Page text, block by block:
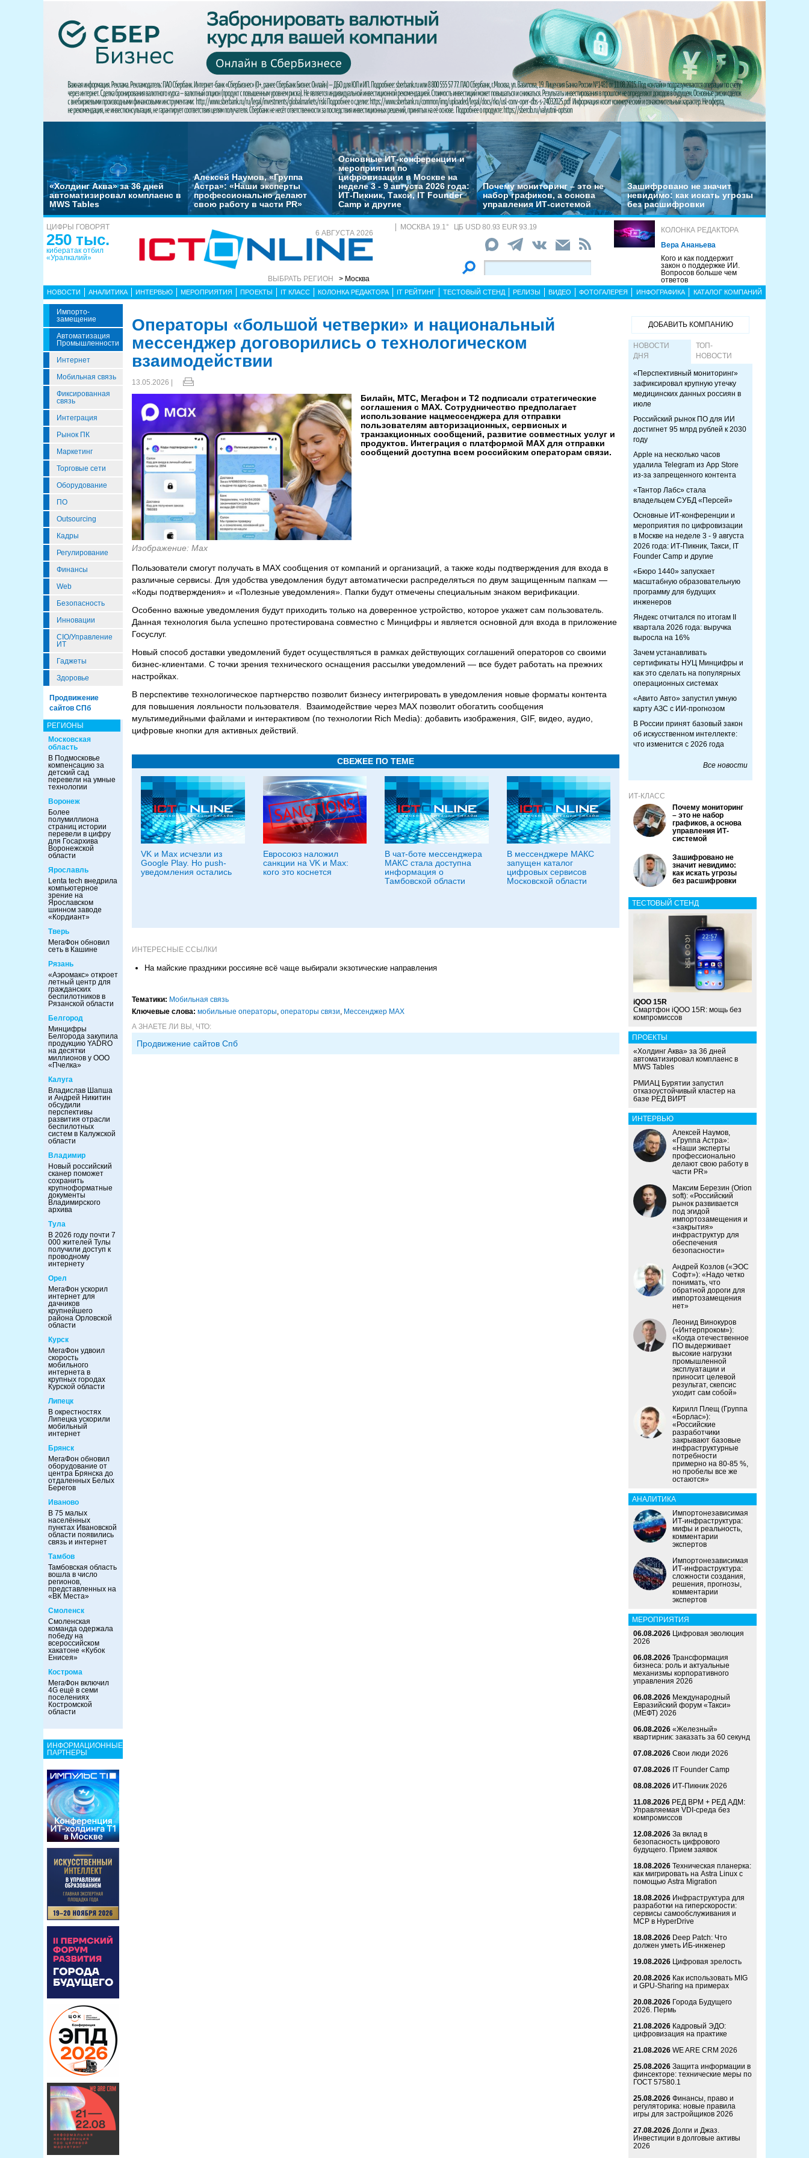
«Холдинг Аква» за 36 дней
автоматизировал комплаенс в
MWS Tables
Алексей Наумов, «Группа
Астра»: «Наши эксперты
профессионально делают
свою работу в части PR»
Основные ИТ-конференции и
мероприятия по
цифровизации в Москве на
неделе 3 - 9 августа 2026 года:
ИТ-Пикник, Такси, IT Founder
Camp и другие
Почему мониторинг – это не
набор графиков, а основа
управления ИТ-системой
Зашифровано не значит
невидимо: как искать угрозы
без расшифровки
ЦИФРЫ ГОВОРЯТ
250 тыс.
кибератак отбил
«Уралкалий»
6 АВГУСТА 2026
ВЫБРАТЬ РЕГИОН > Москва
МОСКВА 19.1° ЦБ USD 80.93 EUR 93.19
КОЛОНКА РЕДАКТОРА
Вера Ананьева
Кого и как поддержит
закон о поддержке ИИ.
Вопросов больше чем
ответов
НОВОСТИ АНАЛИТИКА ИНТЕРВЬЮ МЕРОПРИЯТИЯ ПРОЕКТЫ IT КЛАСС КОЛОНКА РЕДАКТОРА IT РЕЙТИНГ ТЕСТОВЫЙ СТЕНД РЕЛИЗЫ ВИДЕО ФОТОГАЛЕРЕЯ ИНФОГРАФИКА КАТАЛОГ КОМПАНИЙ
Импорто­
Замещение
Автоматизация
Промышленности
Интернет
Мобильная связь
Фиксированная
связь
Интеграция
Рынок ПК
Маркетинг
Торговые сети
Оборудование
ПО
Outsourcing
Кадры
Регулирование
Финансы
Web
Безопасность
Инновации
CIO/Управление
ИТ
Гаджеты
Здоровье
Продвижение
сайтов СПб
РЕГИОНЫ
Московская
область
В Подмосковье
компенсацию за
детский сад
перевели на умные
технологии
Воронеж
Более
полумиллиона
страниц истории
перевели в цифру
для Госархива
Воронежской
области
Ярославль
Lenta tech внедрила
компьютерное
зрение на
Ярославском
шинном заводе
«Кордиант»
Тверь
МегаФон обновил
сеть в Кашине
Рязань
«Аэромакс» откроет
летный центр для
гражданских
беспилотников в
Рязанской области
Белгород
Минцифры
Белгорода закупила
продукцию YADRO
на десятки
миллионов у ООО
«Пчелка»
Калуга
Владислав Шапша
и Андрей Никитин
обсудили
перспективы
развития отрасли
беспилотных
систем в Калужской
области
Владимир
Новый российский
сканер поможет
сохранить
крупноформатные
документы
Владимирского
архива
Тула
В 2026 году почти 7
000 жителей Тулы
получили доступ к
проводному
интернету
Орел
МегаФон ускорил
интернет для
дачников
крупнейшего
района Орловской
области
Курск
МегаФон удвоил
скорость
мобильного
интернета в
крупных городах
Курской области
Липецк
В окрестностях
Липецка ускорили
мобильный
интернет
Брянск
МегаФон обновил
оборудование от
центра Брянска до
отдаленных Белых
Берегов
Иваново
В 75 малых
населённых
пунктах Ивановской
области появились
связь и интернет
Тамбов
Тамбовская область
вошла в число
регионов,
представленных на
«ВК Места»
Смоленск
Смоленская
команда одержала
победу на
всероссийском
хакатоне «Кубок
Енисея»
Кострома
МегаФон включил
4G ещё в семи
поселениях
Костромской
области
ИНФОРМАЦИОННЫЕ
ПАРТНЕРЫ
Операторы «большой четверки» и национальный
мессенджер договорились о технологическом
взаимодействии
13.05.2026 |
Изображение: Max
Билайн, МТС, Мегафон и Т2 подписали стратегические
соглашения с MAX. Сотрудничество предполагает
использование нацмессенджера для отправки
пользователям авторизационных, сервисных и
транзакционных сообщений, развитие совместных услуг и
продуктов. Интеграция с платформой МАХ для отправки
сообщений доступна всем российским операторам связи.
Пользователи смогут получать в MAX сообщения от компаний и организаций, а также коды подтверждения для входа в
различные сервисы. Для удобства уведомления будут автоматически распределяться по двум защищенным папкам —
«Коды подтверждения» и «Полезные уведомления». Папки будут отмечены специальным знаком верификации.
Особенно важные уведомления будут приходить только на доверенное устройство, которое укажет сам пользователь.
Данная технология была успешно протестирована совместно с Минцифры и является основной для входа в приложение
Госуслуг.
Новый способ доставки уведомлений будет осуществляться в рамках действующих соглашений операторов со своими
бизнес-клиентами. С точки зрения технического оснащения рассылки уведомлений — все будет работать на прежних
настройках.
В перспективе технологическое партнерство позволит бизнесу интегрировать в уведомления новые форматы контента
для повышения лояльности пользователя. Взаимодействие через MAX позволит обогатить сообщения
мультимедийными файлами и интерактивом (по технологии Rich Media): добавить изображения, GIF, видео, аудио,
цифровые кнопки для активных действий.
СВЕЖЕЕ ПО ТЕМЕ
VK и Max исчезли из
Google Play. Но push-
уведомления остались
Евросоюз наложил
санкции на VK и Max:
кого это коснется
В чат-боте мессенджера
МАКС стала доступна
информация о
Тамбовской области
В мессенджере МАКС
запущен каталог
цифровых сервисов
Московской области
ИНТЕРЕСНЫЕ ССЫЛКИ
На майские праздники россияне всё чаще выбирали экзотические направления
Тематики: Мобильная связь
Ключевые слова: мобильные операторы, операторы связи, Мессенджер MAX
А ЗНАЕТЕ ЛИ ВЫ, ЧТО:
Продвижение сайтов Спб
ДОБАВИТЬ КОМПАНИЮ
НОВОСТИ
ДНЯ
ТОП-
НОВОСТИ
«Перспективный мониторинг»
зафиксировал крупную утечку
медицинских данных россиян в
июле
Российский рынок ПО для ИИ
достигнет 95 млрд рублей к 2030
году
Apple на несколько часов
удалила Telegram из App Store
из-за запрещенного контента
«Тантор Лабс» стала
владельцем СУБД «Персей»
Основные ИТ-конференции и
мероприятия по цифровизации
в Москве на неделе 3 - 9 августа
2026 года: ИТ-Пикник, Такси, IT
Founder Camp и другие
«Бюро 1440» запускает
масштабную образовательную
программу для будущих
инженеров
Яндекс отчитался по итогам II
квартала 2026 года: выручка
выросла на 16%
Зачем устанавливать
сертификаты НУЦ Минцифры и
как это сделать на популярных
операционных системах
«Авито Авто» запустил умную
карту АЗС с ИИ-прогнозом
В России принят базовый закон
об искусственном интеллекте:
что изменится с 2026 года
Все новости
ИТ-КЛАСС
Почему мониторинг
– это не набор
графиков, а основа
управления ИТ-
системой
Зашифровано не
значит невидимо:
как искать угрозы
без расшифровки
ТЕСТОВЫЙ СТЕНД
iQOO 15R
Смартфон iQOO 15R: мощь без
компромиссов
ПРОЕКТЫ
«Холдинг Аква» за 36 дней
автоматизировал комплаенс в
MWS Tables
РМИАЦ Бурятии запустил
отказоустойчивый кластер на
базе РЕД ВИРТ
ИНТЕРВЬЮ
Алексей Наумов,
«Группа Астра»:
«Наши эксперты
профессионально
делают свою работу в
части PR»
Максим Березин (Orion
soft): «Российский
рынок развивается
под эгидой
импортозамещения и
«закрытия»
инфраструктур для
обеспечения
безопасности»
Андрей Козлов («ЭОС
Софт»): «Надо четко
понимать, что
обратной дороги для
импортозамещения
нет»
Леонид Винокуров
(«Интерпроком»):
«Когда отечественное
ПО выдерживает
высокие нагрузки
промышленной
эксплуатации и
приносит целевой
результат, скепсис
уходит сам собой»
Кирилл Плещ (Группа
«Борлас»):
«Российские
разработчики
закрывают базовые
инфраструктурные
потребности
примерно на 80-85 %,
но пробелы все же
остаются»
АНАЛИТИКА
Импортонезависимая
ИТ-инфраструктура:
мифы и реальность,
комментарии
экспертов
Импортонезависимая
ИТ-инфраструктура:
сложности создания,
решения, прогнозы,
комментарии
экспертов
МЕРОПРИЯТИЯ
06.08.2026 Цифровая эволюция
2026
06.08.2026 Трансформация
бизнеса: роль и актуальные
механизмы корпоративного
управления 2026
06.08.2026 Международный
Евразийский форум «Такси»
(МЕФТ) 2026
06.08.2026 «Железный»
квартирник: заказать за 60 секунд
07.08.2026 Свои люди 2026
07.08.2026 IT Founder Camp
08.08.2026 ИТ-Пикник 2026
11.08.2026 РЕД ВРМ + РЕД АДМ:
Управляемая VDI-среда без
компромиссов
12.08.2026 За вклад в
безопасность цифрового
будущего. Прием заявок
18.08.2026 Техническая планерка:
как мигрировать на Astra Linux с
помощью Astra Migration
18.08.2026 Инфраструктура для
разработки на гиперскорости:
сервисы самообслуживания и
MCP в HyperDrive
18.08.2026 Deep Patch: Что
должен уметь ИБ-инженер
19.08.2026 Цифровая зрелость
20.08.2026 Как использовать MIG
и GPU-Sharing на примерах
20.08.2026 Города Будущего
2026. Пермь
21.08.2026 Кадровый ЭДО:
цифровизация на практике
21.08.2026 WE ARE CRM 2026
25.08.2026 Защита информации в
финсекторе: технические меры по
ГОСТ 57580.1
25.08.2026 Финансы, право и
регуляторика: новые правила
игры для застройщиков 2026
27.08.2026 Долги и Джаз.
Инвестиции в долговые активы
2026